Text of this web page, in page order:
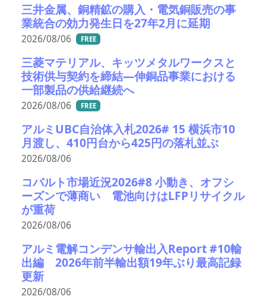
三井金属、銅精鉱の購入・電気銅販売の事
業統合の効力発生日を27年2月に延期
2026/08/06 FREE
三菱マテリアル、キッツメタルワークスと
技術供与契約を締結―伸銅品事業における
一部製品の供給継続へ
2026/08/06 FREE
アルミUBC自治体入札2026# 15 横浜市10
月渡し、410円台から425円の落札並ぶ
2026/08/06
コバルト市場近況2026#8 小動き、オフシ
ーズンで薄商い 電池向けはLFPリサイクル
が重荷
2026/08/06
アルミ電解コンデンサ輸出入Report #10輸
出編 2026年前半輸出額19年ぶり最高記録
更新
2026/08/06